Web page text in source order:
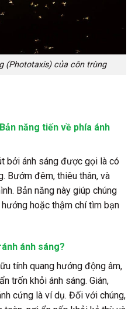
(Phototaxis) của côn trùng
năng tiến về phía ánh
bởi ánh sáng được gọi là có
Bướm đêm, thiêu thân, và
Bản năng này giúp chúng
hoặc thậm chí tìm bạn
ánh sáng?
tính quang hướng động âm,
trốn khỏi ánh sáng. Gián,
cứng là ví dụ. Đối với chúng,